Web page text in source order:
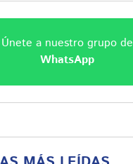
Únete a nuestro grupo de
WhatsApp